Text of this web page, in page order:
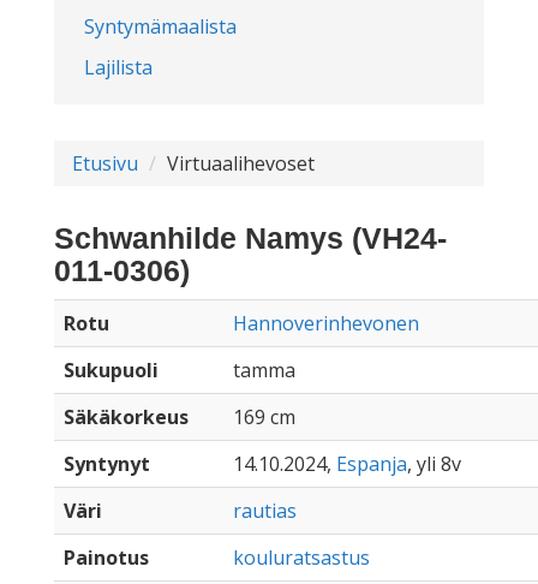
Syntymämaalista
Lajilista
Etusivu Virtuaalihevoset
Schwanhilde Namys (VH24-
011-0306)
Rotu
Hannoverinhevonen
Sukupuoli
tamma
Säkäkorkeus
169 cm
Syntynyt
14.10.2024, Espanja, yli 8v
Väri
rautias
Painotus
kouluratsastus